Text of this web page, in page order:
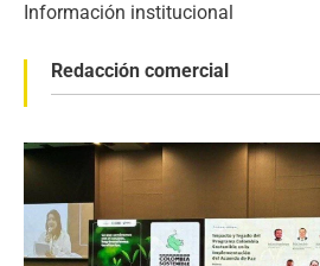
Información institucional
Redacción comercial